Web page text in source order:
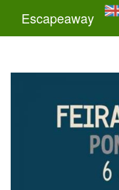
Escapeaway